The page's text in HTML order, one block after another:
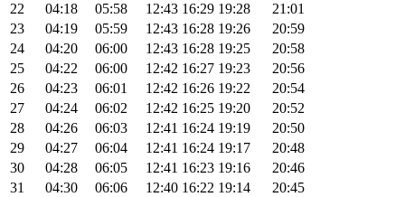
22
04:18 05:58 12:43 16:29 19:28
21:01
23
04:19 05:59 12:43 16:28 19:26
20:59
24
04:20 06:00 12:43 16:28 19:25
20:58
25
04:22 06:00 12:42 16:27 19:23
20:56
26
04:23 06:01 12:42 16:26 19:22
20:54
27
04:24 06:02 12:42 16:25 19:20
20:52
28
04:26 06:03 12:41 16:24 19:19
20:50
29
04:27 06:04 12:41 16:24 19:17
20:48
30
04:28 06:05 12:41 16:23 19:16
20:46
31
04:30 06:06 12:40 16:22 19:14 20:45